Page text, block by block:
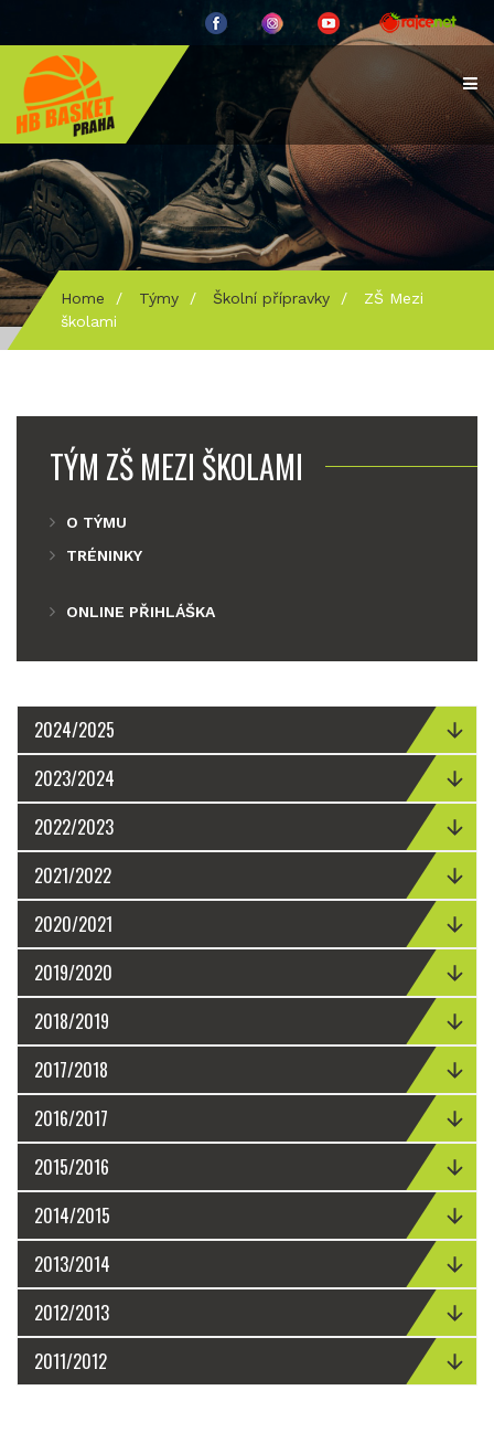
Home / Týmy / Školní přípravky /
ZŠ Mezi
školami
TÝM ZŠ MEZI ŠKOLAMI
O TÝMU
TRÉNINKY
ONLINE PŘIHLÁŠKA
2024/2025
2023/2024
2022/2023
2021/2022
2020/2021
2019/2020
2018/2019
2017/2018
2016/2017
2015/2016
2014/2015
2013/2014
2012/2013
2011/2012